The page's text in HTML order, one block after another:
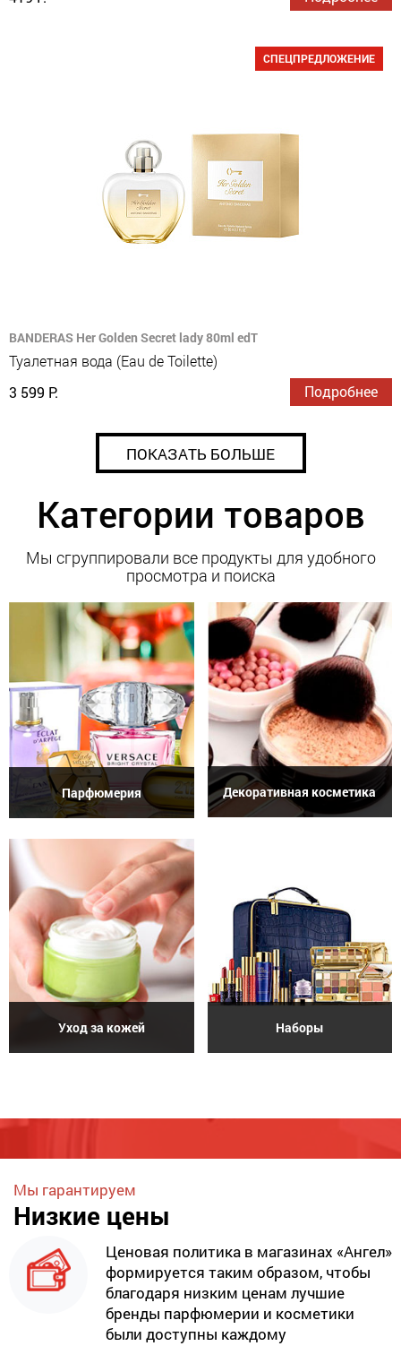
СПЕЦПРЕДЛОЖЕНИЕ
BANDERAS Her Golden Secret lady 80ml edT
Туалетная вода (Eau de Toilette)
3 599 Р.
Подробнее
ПОКАЗАТЬ БОЛЬШЕ
Категории товаров
Мы сгруппировали все продукты для удобного
просмотра и поиска
Парфюмерия Декоративная косметика
Уход за кожей Наборы
Мы гарантируем
Низкие цены
Ценовая политика в магазинах «Ангел»
формируется таким образом, чтобы
благодаря низким ценам лучшие
бренды парфюмерии и косметики
были доступны каждому